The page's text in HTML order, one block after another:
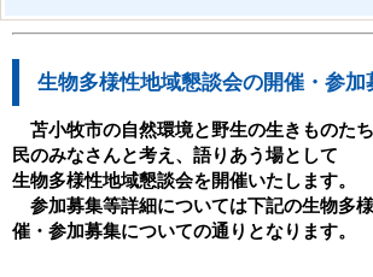
生物多様性地域懇談会の開催・参加
苫小牧市の自然環境と野生の生きものた
民のみなさんと考え、語りあう場として
生物多様性地域懇談会を開催いたします。
参加募集等詳細については下記の生物多
催・参加募集についての通りとなります。